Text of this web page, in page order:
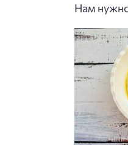
Нам